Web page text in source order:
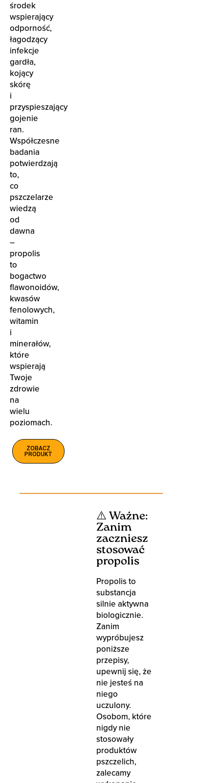
środek
wspierający
odporność,
łagodzący
infekcje
gardła,
kojący
skórę
i
przyspieszający
gojenie
ran.
Współczesne
badania
potwierdzają
to,
co
pszczelarze
wiedzą
od
dawna
–
propolis
to
bogactwo
flawonoidów,
kwasów
fenolowych,
witamin
i
minerałów,
które
wspierają
Twoje
zdrowie
na
wielu
poziomach.
ZOBACZ
PRODUKT
⚠️ Ważne:
Zanim
zaczniesz
stosować
propolis
Propolis to
substancja
silnie aktywna
biologicznie.
Zanim
wypróbujesz
poniższe
przepisy,
upewnij się, że
nie jesteś na
niego
uczulony.
Osobom, które
nigdy nie
stosowały
produktów
pszczelich,
zalecamy